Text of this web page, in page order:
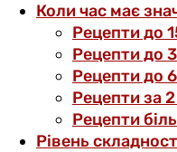
Коли час має
Рецепти до
Рецепти до
Рецепти до
Рецепти за
Рецепти
Рівень